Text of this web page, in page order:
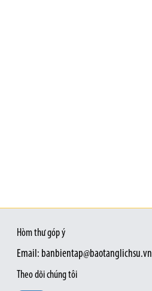
Hòm thư góp ý
Email: banbientap@baotanglichsu.vn
Theo dõi chúng tôi